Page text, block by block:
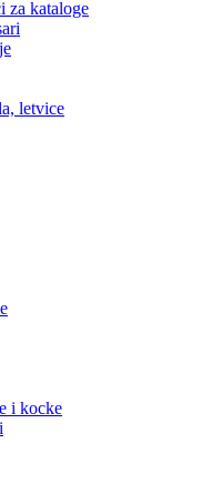
za kataloge
letvice
i kocke